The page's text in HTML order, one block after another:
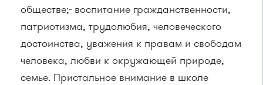
обществе;- воспитание гражданственности,
патриотизма, трудолюбия, человеческого
достоинства, уважения к правам и свободам
человека, любви к окружающей природе,
семье. Пристальное внимание в школе